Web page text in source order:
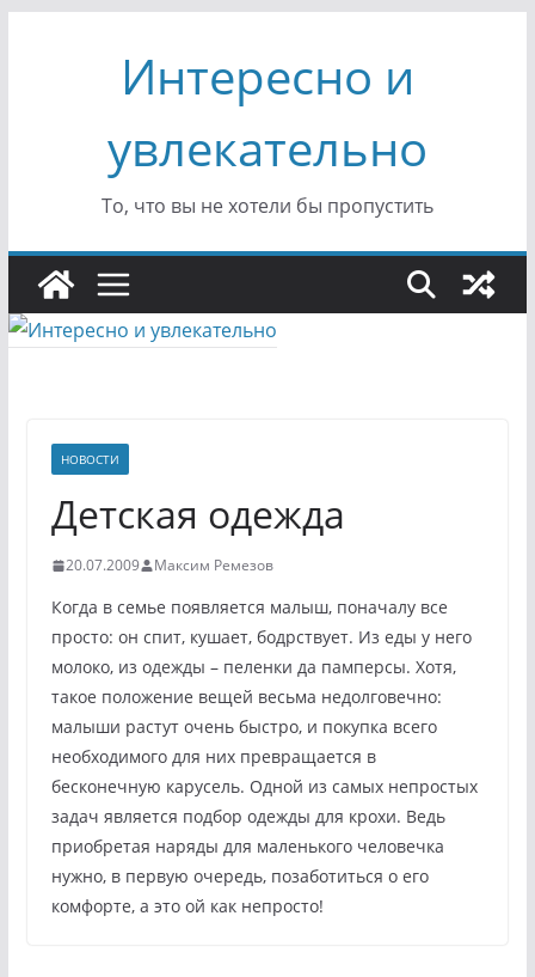
содержимомуИнтересно и
увлекательно
То, что вы не хотели бы пропустить
НОВОСТИ
Детская одежда
20.07.2009 Максим Ремезов
Когда в семье появляется малыш, поначалу все
просто: он спит, кушает, бодрствует. Из еды у него
молоко, из одежды – пеленки да памперсы. Хотя,
такое положение вещей весьма недолговечно:
малыши растут очень быстро, и покупка всего
необходимого для них превращается в
бесконечную карусель. Одной из самых непростых
задач является подбор одежды для крохи. Ведь
приобретая наряды для маленького человечка
нужно, в первую очередь, позаботиться о его
комфорте, а это ой как непросто!